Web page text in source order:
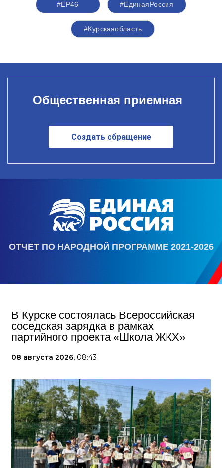
#ЕР46 #ЕдинаяРоссия
#Курскаяобласть
Общественная приемная
Создать обращение
ОТЧЕТ ПО НАРОДНОЙ ПРОГРАММЕ 2021-2026
В Курске состоялась Всероссийская
соседская зарядка в рамках
партийного проекта «Школа ЖКХ»
08 августа 2026, 08:43